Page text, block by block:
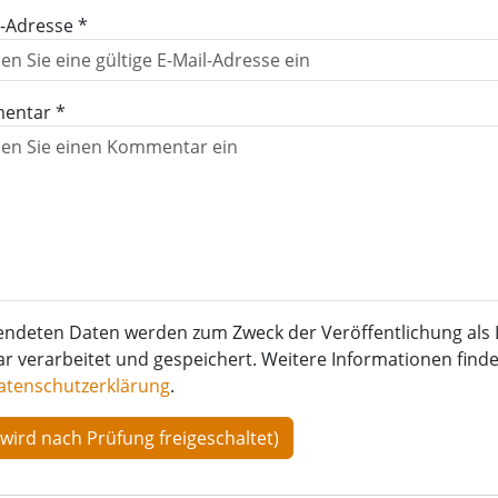
Adresse *
*
Daten werden zum Zweck der Veröffentlichung als
verarbeitet und gespeichert. Weitere Informationen
.